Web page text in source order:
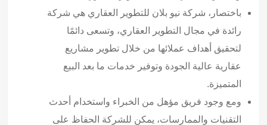
باختصار، شركة نيو بلان للتطوير العقاري هي شركة
رائدة في مجال التطوير العقاري، وتسعى دائمًا
لتحقيق أهداف عملائها من خلال تطوير مشاريع
عقارية عالية الجودة وتوفير خدمات ما بعد البيع
المتميزة.
ومع وجود فريق مؤهل من الخبراء واستخدام أحدث
التقنيات والممارسات، يمكن للشركة الحفاظ على